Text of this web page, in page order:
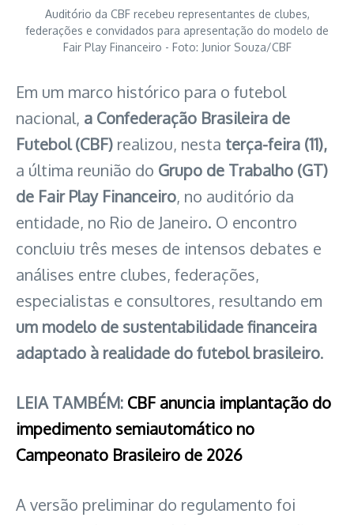
Auditório da CBF recebeu representantes de clubes,
federações e convidados para apresentação do modelo de
Fair Play Financeiro - Foto: Junior Souza/CBF
Em um marco histórico para o futebol
nacional, a Confederação Brasileira de
Futebol (CBF) realizou, nesta terça-feira (11),
a última reunião do Grupo de Trabalho (GT)
de Fair Play Financeiro, no auditório da
entidade, no Rio de Janeiro. O encontro
concluiu três meses de intensos debates e
análises entre clubes, federações,
especialistas e consultores, resultando em
um modelo de sustentabilidade financeira
adaptado à realidade do futebol brasileiro.
LEIA TAMBÉM: CBF anuncia implantação do
impedimento semiautomático no
Campeonato Brasileiro de 2026
A versão preliminar do regulamento foi